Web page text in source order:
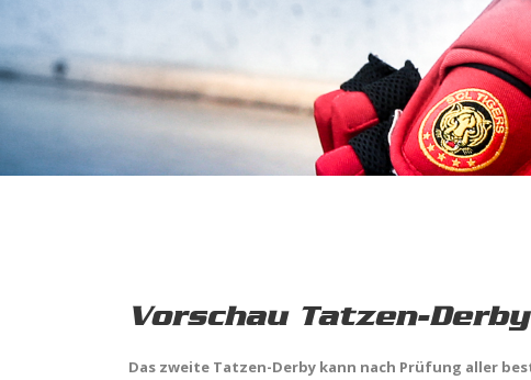
Vorschau Tatzen-
Das zweite Tatzen-Derby kann nach Prüfung aller